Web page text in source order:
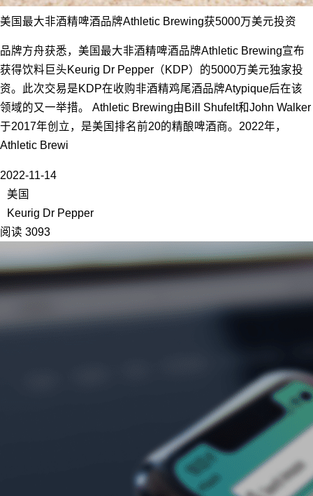
美国最大非酒精啤酒品牌Athletic Brewing获5000万美元投资
品牌方舟获悉，美国最大非酒精啤酒品牌Athletic Brewing宣布
获得饮料巨头Keurig Dr Pepper（KDP）的5000万美元独家投
资。此次交易是KDP在收购非酒精鸡尾酒品牌Atypique后在该
领域的又一举措。 Athletic Brewing由Bill Shufelt和John Walker
于2017年创立，是美国排名前20的精酿啤酒商。2022年，
Athletic Brewi
2022-11-14
美国
Keurig Dr Pepper
阅读 3093